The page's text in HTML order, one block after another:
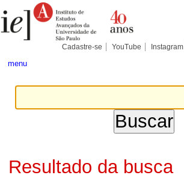
para
conteúdo.
Pessoais
Cadastre-se YouTube Instagram
menu
Resultado da busca